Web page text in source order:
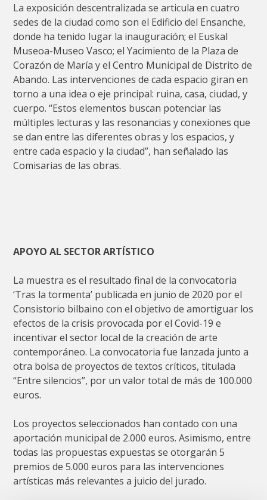
La exposición descentralizada se articula en cuatro
sedes de la ciudad como son el Edificio del Ensanche,
donde ha tenido lugar la inauguración; el Euskal
Museoa-Museo Vasco; el Yacimiento de la Plaza de
Corazón de María y el Centro Municipal de Distrito de
Abando. Las intervenciones de cada espacio giran en
torno a una idea o eje principal: ruina, casa, ciudad, y
cuerpo. “Estos elementos buscan potenciar las
múltiples lecturas y las resonancias y conexiones que
se dan entre las diferentes obras y los espacios, y
entre cada espacio y la ciudad”, han señalado las
Comisarias de las obras.
APOYO AL SECTOR ARTÍSTICO
La muestra es el resultado final de la convocatoria
‘Tras la tormenta’ publicada en junio de 2020 por el
Consistorio bilbaino con el objetivo de amortiguar los
efectos de la crisis provocada por el Covid-19 e
incentivar el sector local de la creación de arte
contemporáneo. La convocatoria fue lanzada junto a
otra bolsa de proyectos de textos críticos, titulada
“Entre silencios”, por un valor total de más de 100.000
euros.
Los proyectos seleccionados han contado con una
aportación municipal de 2.000 euros. Asimismo, entre
todas las propuestas expuestas se otorgarán 5
premios de 5.000 euros para las intervenciones
artísticas más relevantes a juicio del jurado.